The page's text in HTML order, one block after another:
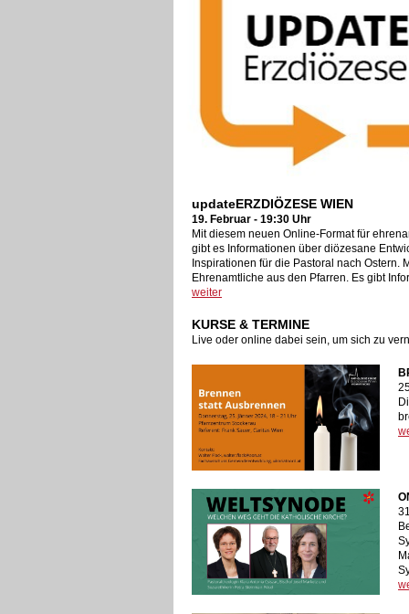
updateERZDIÖZESE WIEN
19. Februar - 19:30 Uhr
Mit diesem neuen Online-Format für
gibt es Informationen über diözesane
Inspirationen für die Pastoral nach Ostern.
Ehrenamtliche aus den Pfarren. Es gibt
weiter
KURSE & TERMINE
Live oder online dabei sein, um sich zu